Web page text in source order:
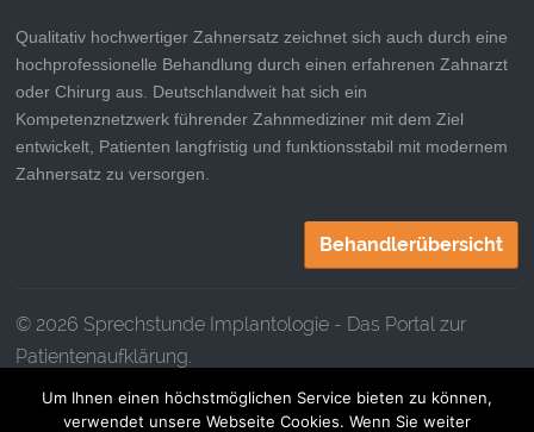
Qualitativ hochwertiger Zahnersatz zeichnet sich auch durch eine
hochprofessionelle Behandlung durch einen erfahrenen Zahnarzt
oder Chirurg aus. Deutschlandweit hat sich ein
Kompetenznetzwerk führender Zahnmediziner mit dem Ziel
entwickelt, Patienten langfristig und funktionsstabil mit modernem
Zahnersatz zu versorgen.
Behandlerübersicht
© 2026 Sprechstunde Implantologie - Das Portal zur
Patientenaufklärung.
Kontaktieren Sie uns Impressum Datenschutz
Um Ihnen einen höchstmöglichen Service bieten zu können,
verwendet unsere Webseite Cookies. Wenn Sie weiter